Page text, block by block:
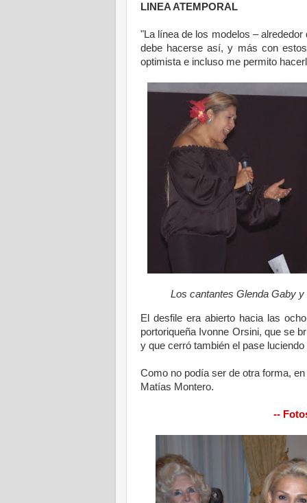
LINEA ATEMPORAL
"La línea de los modelos –
debe hacerse así, y más con
optimista e incluso me permito
Los cantantes Glenda Gaby
El desfile era abierto hacia las
portoriqueña Ivonne Orsini, que se
y que cerró también el pase
Como no podía ser de otra forma,
Matías Montero.
--